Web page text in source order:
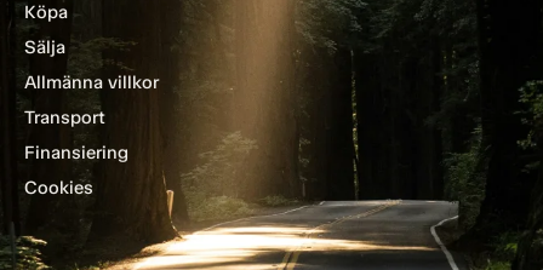
Köpa
Sälja
Allmänna villkor
Transport
Finansiering
Cookies